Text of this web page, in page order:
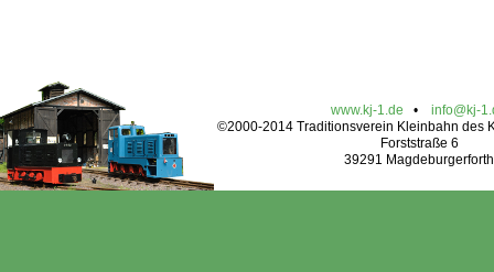
www.kj-1.de • info@kj-
©2000-2014 Traditionsverein Kleinbahn des
Forststraße 6
39291 Magdeburgerforth